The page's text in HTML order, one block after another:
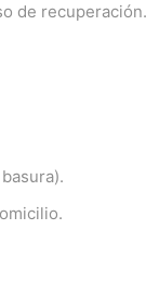
de recuperación.